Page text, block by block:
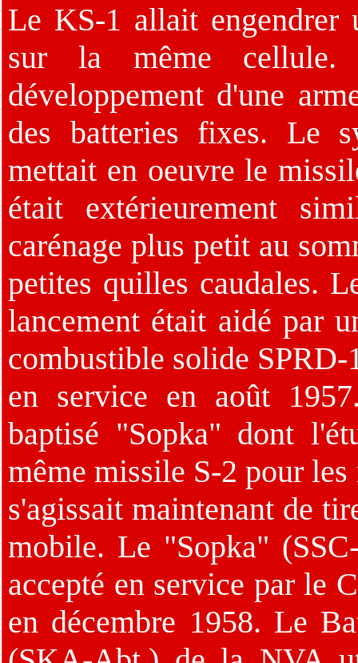
Le KS-1 allait engendrer
sur la même
développement d'une
des batteries fixes. Le
mettait en oeuvre le
était extérieurement
carénage plus petit au
petites quilles caudales.
lancement était aidé par
combustible solide
en service en août
baptisé "Sopka" dont
même missile S-2 pour
s'agissait maintenant de
mobile. Le "Sopka"
accepté en service par le
en décembre 1958. Le